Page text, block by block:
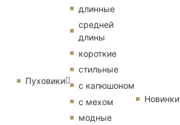
Пуховики
длинные
средней
длины
короткие
стильные
с капюшоном
с мехом
модные
Новинки